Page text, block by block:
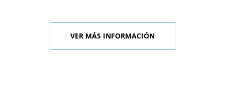
VER MÁS INFORMACIÓN